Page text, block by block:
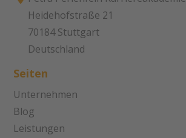
Heidehofstraße 21
70184 Stuttgart
Deutschland
Seiten
Unternehmen
Blog
Leistungen